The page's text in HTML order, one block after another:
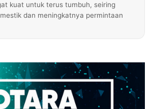
kuat untuk terus tumbuh, seiring
dan meningkatnya permintaan